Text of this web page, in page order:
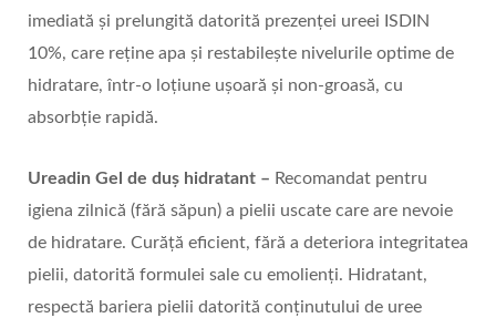
imediată și prelungită datorită prezenței ureei ISDIN
10%, care reține apa și restabilește nivelurile optime de
hidratare, într-o loțiune ușoară și non-groasă, cu
absorbție rapidă.
Ureadin Gel de duș hidratant – Recomandat pentru
igiena zilnică (fără săpun) a pielii uscate care are nevoie
de hidratare. Curăță eficient, fără a deteriora integritatea
pielii, datorită formulei sale cu emolienți. Hidratant,
respectă bariera pielii datorită conținutului de uree